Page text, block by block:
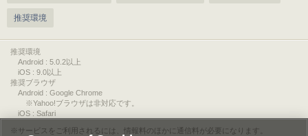
推奨環境
推奨環境
Android : 5.0.2以上
iOS : 9.0以上
推奨ブラウザ
Android : Google Chrome
※Yahoo!ブラウザは非対応です。
iOS : Safari
サービスをご利用されるには、情報料のほかに通信料が必要になります。